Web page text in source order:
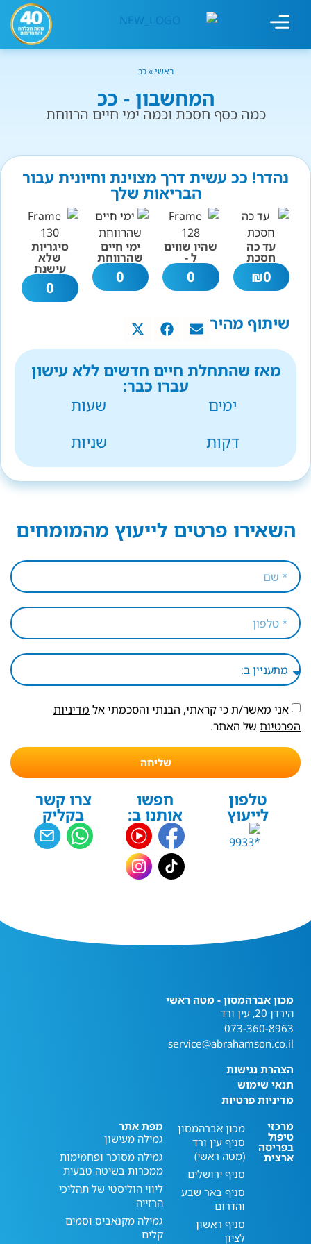
ראשי»ככ
המחשבון - ככ
כמה כסף חסכת וכמה ימי חיים הרווחת
נהדר! ככ עשית דרך מצוינת וחיונית עבור
הבריאות שלך
עד כה
חסכת
0
₪
שהיו שווים
ל -
0
ימי חיים
שהרווחת
0
סיגריות
שלא
עישנת
0
שיתוף מהיר
מאז שהתחלת חיים חדשים ללא עישון
עברו כבר:
ימים
שעות
דקות
שניות
השאירו פרטים לייעוץ מהמומחים
אני מאשר/ת כי קראתי, הבנתי והסכמתי אל מדיניות
הפרטיות של האתר.
שליחה
טלפון
לייעוץ
חפשו
אותנו ב:
צרו קשר
בקליק
מכון אברהמסון - מטה ראשי
הירדן 20, עין ורד
073-360-8963
service@abrahamson.co.il
הצהרת נגישות
תנאי שימוש
מדיניות פרטיות
מרכזי
טיפול
בפריסה
ארצית
מכון אברהמסון
סניף עין ורד
(מטה ראשי)
סניף ירושלים
סניף באר שבע
והדרום
סניף ראשון
לציון
מפת אתר
גמילה מעישון
גמילה מסוכר ופחמימות
ממכרות בשיטה טבעית
ליווי הוליסטי של תהליכי
הרזייה
גמילה מקנאביס וסמים
קלים